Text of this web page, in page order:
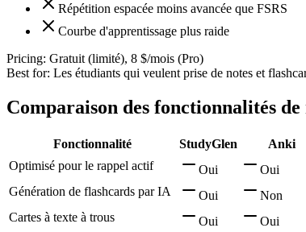
Répétition espacée moins avancée que FSRS
Courbe d'apprentissage plus raide
Pricing: Gratuit (limité), 8 $/mois (Pro)
Best for: Les étudiants qui veulent prise de notes et
Comparaison des fonctionnalités
Fonctionnalité StudyGlen Anki
Optimisé pour le rappel actif
Oui Oui
Génération de flashcards par IA
Oui Non
Cartes à texte à trous
Oui Oui